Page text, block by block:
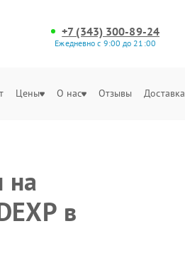
+7 (343) 300-89-24
Ежедневно с 9:00 до 21:00
Цены О нас Отзывы Доставка
на
в